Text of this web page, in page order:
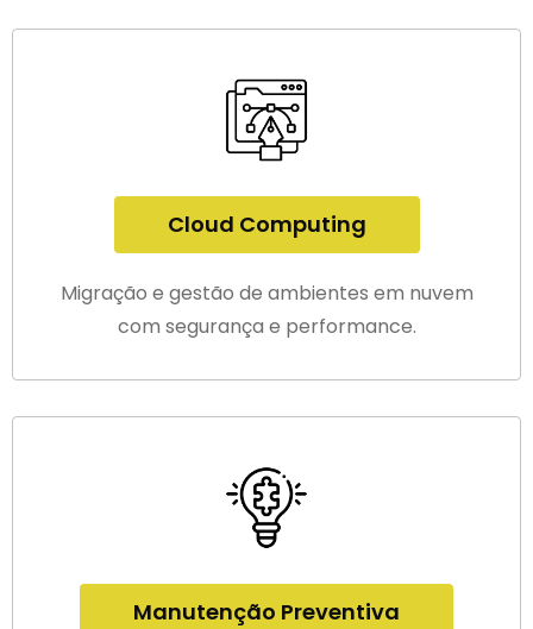
Cloud Computing
Migração e gestão de ambientes em nuvem
com segurança e performance.
Manutenção Preventiva